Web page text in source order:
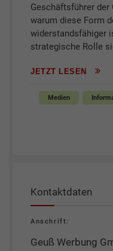
Geschäftsführer der
warum diese Form
widerstandsfähiger
strategische Rolle
JETZT LESEN
Medien
Kontaktdaten
Anschrift:
Geuß Werbung